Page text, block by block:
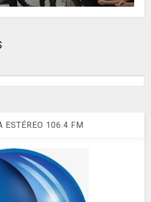
ESTÉREO 106.4 FM